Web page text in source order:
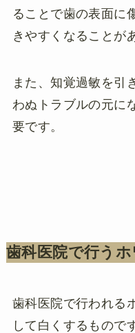
ることで歯の表面に
きやすくなることが
また、知覚過敏を引
わぬトラブルの元に
要です。
歯科医院で行う
歯科医院で行われる
して白くするもので